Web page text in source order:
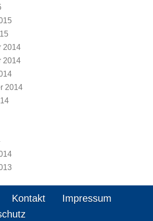
2014
2014
2014
Kontakt
Impressum